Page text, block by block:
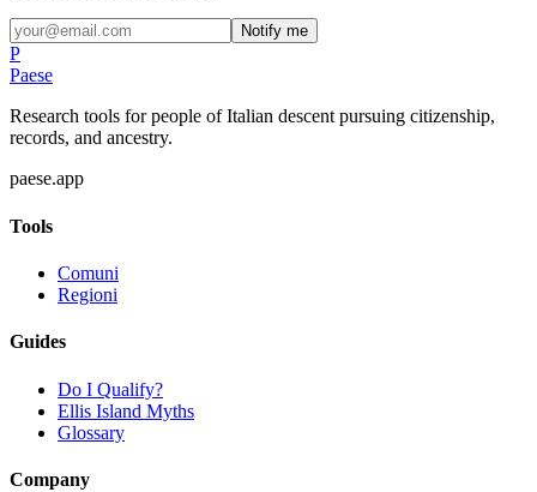
Notify me
P
Paese
Research tools for people of Italian descent pursuing citizenship,
records, and ancestry.
paese.app
Tools
Comuni
Regioni
Guides
Do I Qualify?
Ellis Island Myths
Glossary
Company